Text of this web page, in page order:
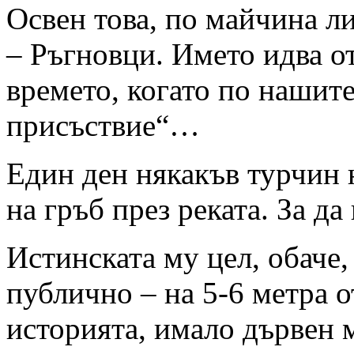
Освен това, по майчина
– Ръгновци. Името идва
времето, когато по
присъствие“…
Един ден някакъв турчин
на гръб през реката. За
Истинската му цел,
публично – на 5-6 метра
историята, имало дървен